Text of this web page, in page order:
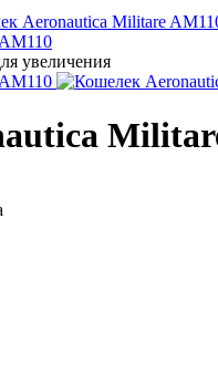
Aeronautica Militare
увеличения